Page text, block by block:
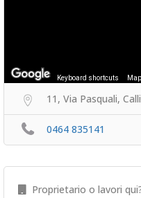
Keyboard shortcuts
11, Via Pasquali,
0464 835141
Proprietario o lavori